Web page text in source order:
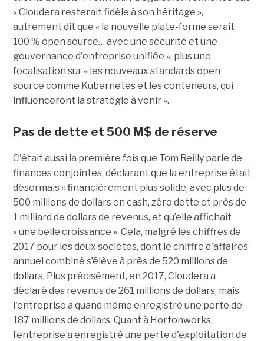
« Cloudera resterait fidèle à son héritage »,
autrement dit que « la nouvelle plate-forme serait
100 % open source… avec une sécurité et une
gouvernance d'entreprise unifiée », plus une
focalisation sur « les nouveaux standards open
source comme Kubernetes et les conteneurs, qui
influenceront la stratégie à venir ».
Pas de dette et 500 M$ de réserve
C'était aussi la première fois que Tom Reilly parle de
finances conjointes, déclarant que la entreprise était
désormais « financièrement plus solide, avec plus de
500 millions de dollars en cash, zéro dette et près de
1 milliard de dollars de revenus, et qu’elle affichait
« une belle croissance ». Cela, malgré les chiffres de
2017 pour les deux sociétés, dont le chiffre d'affaires
annuel combiné s’élève à près de 520 millions de
dollars. Plus précisément, en 2017, Cloudera a
déclaré des revenus de 261 millions de dollars, mais
l'entreprise a quand même enregistré une perte de
187 millions de dollars. Quant à Hortonworks,
l’entreprise a enregistré une perte d'exploitation de